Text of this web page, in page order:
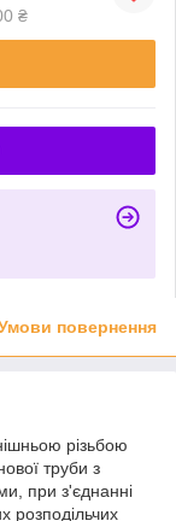
₴
повернення
різьбою
труби з
при з'єднанні
розподільчих